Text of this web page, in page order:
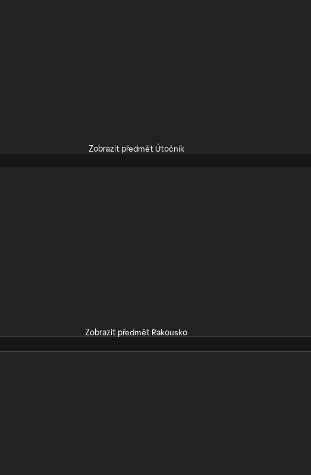
Zobrazit předmět Útočník
Zobrazit předmět Rakousko